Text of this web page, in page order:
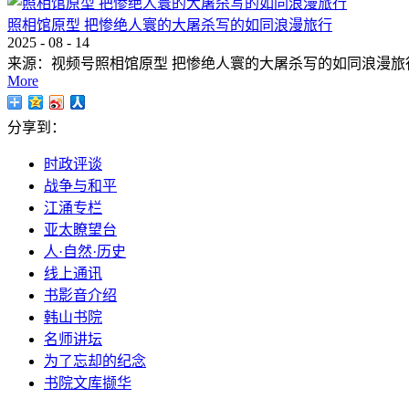
照相馆原型 把惨绝人寰的大屠杀写的如同浪漫旅行
2025 - 08 - 14
来源：视频号照相馆原型 把惨绝人寰的大屠杀写的如同浪漫旅
More
分享到：
时政评谈
战争与和平
江涌专栏
亚太瞭望台
人·自然·历史
线上通讯
书影音介绍
韩山书院
名师讲坛
为了忘却的纪念
书院文库撷华